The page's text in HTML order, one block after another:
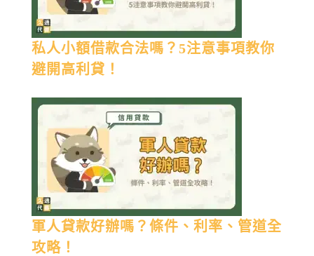
私人小額借款合法嗎？5注意事項教你
避開高利貸！
軍人貸款好辦嗎？條件、利率、管道全
攻略！